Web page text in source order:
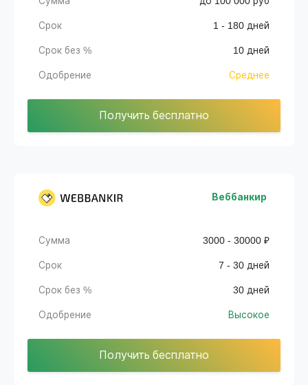
Срок 1 - 180 дней
Срок без % 10 дней
Одобрение Среднее
Получить бесплатно
Веббанкир
Сумма 3000 - 30000 ₽
Срок 7 - 30 дней
Срок без % 30 дней
Одобрение Высокое
Получить бесплатно